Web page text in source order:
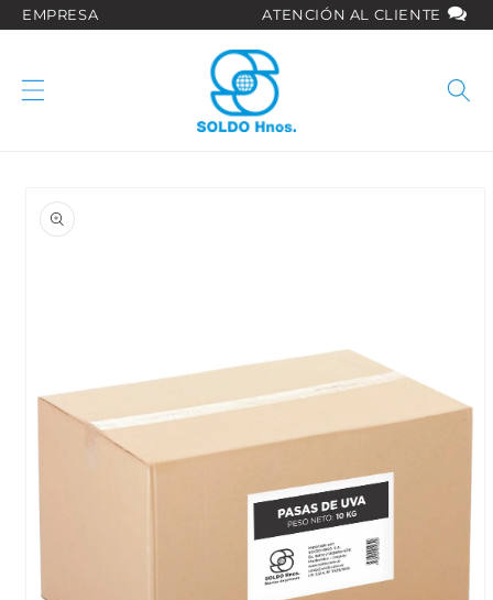
directamente
EMPRESA ATENCIÓN AL CLIENTE
información